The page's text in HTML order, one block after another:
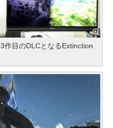
3作目のDLCとなるExtinction